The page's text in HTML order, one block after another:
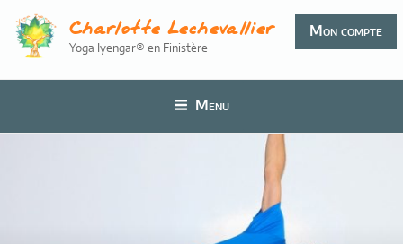
contenu
Charlotte Lechevallier
Yoga Iyengar® en Finistère
Mon compte
Menu